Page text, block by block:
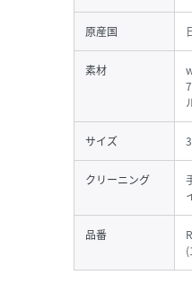
原産国
素材
サイズ
クリーニング
品番
(